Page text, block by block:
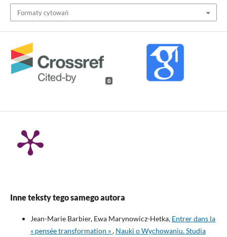
Formaty cytowań
0
Inne teksty tego samego autora
Jean-Marie Barbier, Ewa Marynowicz-Hetka, Entrer dans la
« pensée transformation », Nauki o Wychowaniu. Studia